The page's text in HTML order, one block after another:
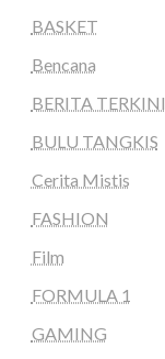
BASKET
Bencana
BERITA TERKINI
BULU TANGKIS
Cerita Mistis
FASHION
Film
FORMULA 1
GAMING